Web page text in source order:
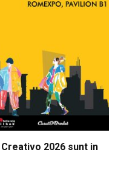
2026 sunt in